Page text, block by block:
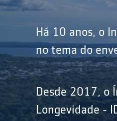
Há 10 anos, o
no tema do
Desde 2017, o
Longevidade -